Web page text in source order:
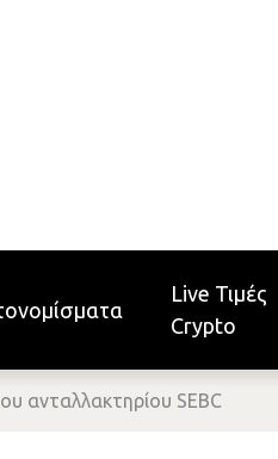
Live Τιμές
Crypto
ανταλλακτηρίου SEBC